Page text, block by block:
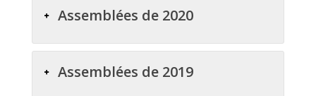
Assemblées de 2020
Assemblées de 2019